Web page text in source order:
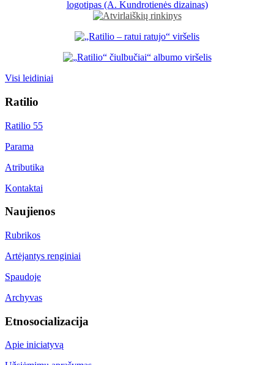
Visi leidiniai
Ratilio
Ratilio 55
Parama
Atributika
Kontaktai
Naujienos
Rubrikos
Artėjantys renginiai
Spaudoje
Archyvas
Etnosocializacija
Apie iniciatyvą